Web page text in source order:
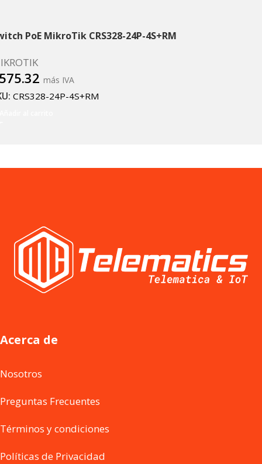
PoE MikroTik CRS328-24P-4S+RM
más IVA
CRS328-24P-4S+RM
Acerca de
Nosotros
Preguntas Frecuentes
Términos y condiciones
Políticas de Privacidad